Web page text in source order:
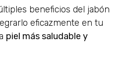
beneficios del jabón
eficazmente en tu
piel más saludable y